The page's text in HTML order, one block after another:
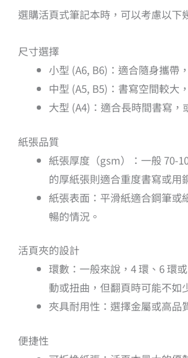
選購活頁式筆記本時，可以考慮以下
尺寸選擇
小型 (A6, B6)：適合隨身攜帶
中型 (A5, B5)：書寫空間較大
大型 (A4)：適合長時間書寫，
紙張品質
紙張厚度（gsm）：一般 70-
的厚紙張則適合重度書寫或用
紙張表面：平滑紙適合鋼筆或
暢的情況。
活頁夾的設計
環數：一般來說，4 環、6 環
動或扭曲，但翻頁時可能不如
夾具耐用性：選擇金屬或高品
便捷性